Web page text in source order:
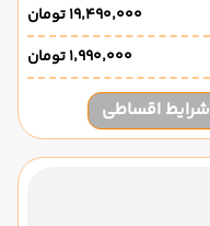
۱۹٬۴۹۰٬۰۰۰ تومان
۱٬۹۹۰٬۰۰۰ تومان
شرایط اقساطی